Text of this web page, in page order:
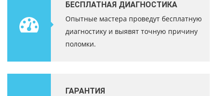
БЕСПЛАТНАЯ ДИАГНОСТИКА
Опытные мастера проведут бесплатную
диагностику и выявят точную причину
поломки.
ГАРАНТИЯ